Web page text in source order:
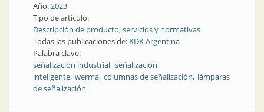
Año:2023
Tipo de artículo:
Descripción de producto, servicios y normativas
Todas las publicaciones de: KDK Argentina
Palabra clave:
señalización industrial señalización
inteligente werma columnas de señalización lámparas
de señalización